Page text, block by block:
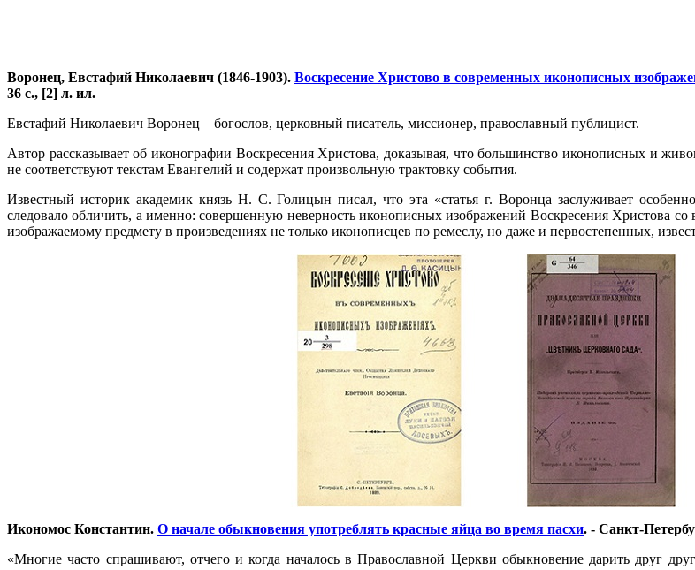
Воронец, Евстафий Николаевич (1846-1903). Воскресение Христово в современных иконописных
36 с., [2] л. ил.
Евстафий Николаевич Воронец – богослов, церковный писатель, миссионер, православный публицист.
Автор рассказывает об иконографии Воскресения Христова, доказывая, что большинство иконописных и
не соответствуют текстам Евангелий и содержат произвольную трактовку события.
Известный историк академик князь Н. С. Голицын писал, что эта «статья г. Воронца заслуживает
следовало обличить, а именно: совершенную неверность иконописных изображений Воскресения Христова
изображаемому предмету в произведениях не только иконописцев по ремеслу, но даже и первостепенных,
Икономос Константин. О начале обыкновения употреблять красные яйца во время пасхи. - Санкт-
«Многие часто спрашивают, отчего и когда началось в Православной Церкви обыкновение дарить друг